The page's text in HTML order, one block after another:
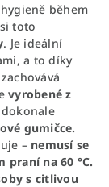
během
toto
. Je ideální
a to díky
vyrobené z
gumičce.
– nemusí se
praní na 60 °C.
s citlivou